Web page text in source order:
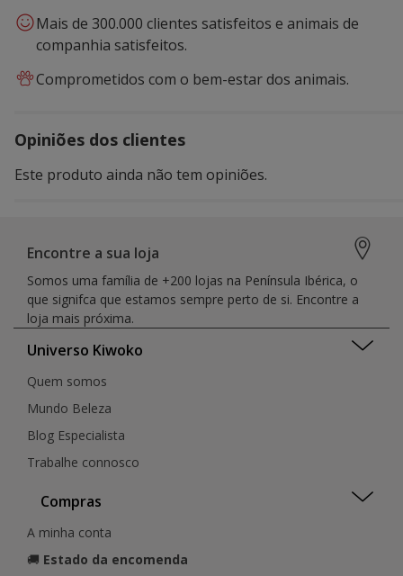
Mais de 300.000 clientes satisfeitos e animais de
companhia satisfeitos.
Comprometidos com o bem-estar dos animais.
Opiniões dos clientes
Este produto ainda não tem opiniões.
Encontre a sua loja
Somos uma família de +200 lojas na Península Ibérica, o
que signifca que estamos sempre perto de si. Encontre a
loja mais próxima.
Universo Kiwoko
Quem somos
Mundo Beleza
Blog Especialista
Trabalhe connosco
Compras
A minha conta
🚚 Estado da encomenda